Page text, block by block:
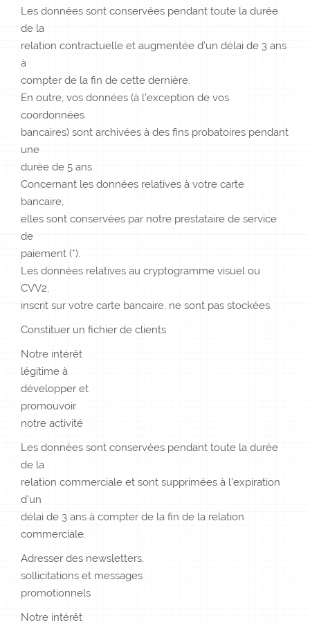
Les données sont conservées pendant toute la durée
de la
relation contractuelle et augmentée d’un délai de 3 ans
à
compter de la fin de cette dernière.
En outre, vos données (à l’exception de vos
coordonnées
bancaires) sont archivées à des fins probatoires pendant
une
durée de 5 ans.
Concernant les données relatives à votre carte
bancaire,
elles sont conservées par notre prestataire de service
de
paiement (*).
Les données relatives au cryptogramme visuel ou
CVV2,
inscrit sur votre carte bancaire, ne sont pas stockées.
Constituer un fichier de clients
Notre intérêt
légitime à
développer et
promouvoir
notre activité
Les données sont conservées pendant toute la durée
de la
relation commerciale et sont supprimées à l’expiration
d’un
délai de 3 ans à compter de la fin de la relation
commerciale.
Adresser des newsletters,
sollicitations et messages
promotionnels
Notre intérêt